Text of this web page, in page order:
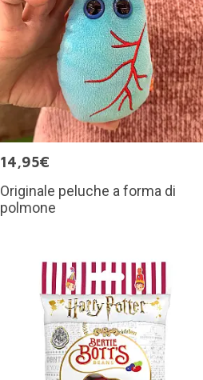
14,95€
Originale peluche a forma di
polmone